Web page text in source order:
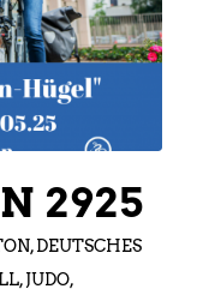
2925
,DEUTSCHES
,JUDO,